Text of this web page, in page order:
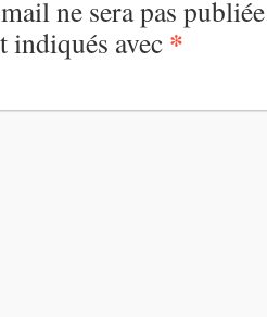
ne sera pas
indiqués avec *